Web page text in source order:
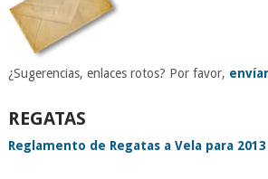
¿Sugerencias, enlaces rotos? Por favor,
REGATAS
Reglamento de Regatas a Vela para 2013